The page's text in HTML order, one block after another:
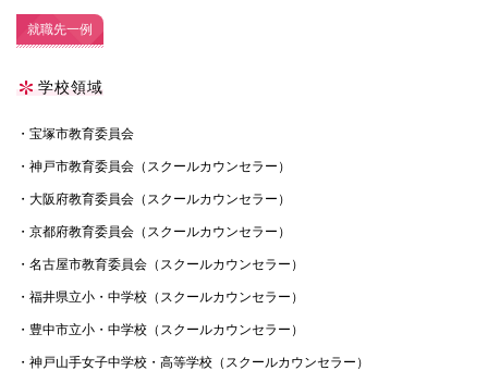
就職先一例
学校領域
・宝塚市教育委員会
・神戸市教育委員会（スクールカウンセラー）
・大阪府教育委員会（スクールカウンセラー）
・京都府教育委員会（スクールカウンセラー）
・名古屋市教育委員会（スクールカウンセラー）
・福井県立小・中学校（スクールカウンセラー）
・豊中市立小・中学校（スクールカウンセラー）
・神戸山手女子中学校・高等学校（スクールカウンセラー）